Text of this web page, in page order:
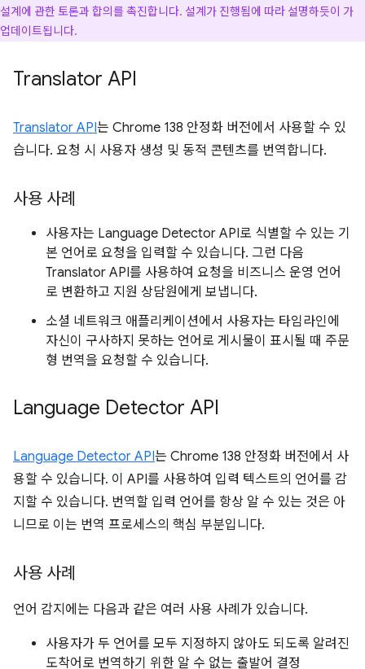
설계에 관한 토론과 합의를 촉진합니다. 설계가 진행됨에 따라 설명하듯이 가
업데이트됩니다.
Translator API
Translator API는 Chrome 138 안정화 버전에서 사용할 수 있
습니다. 요청 시 사용자 생성 및 동적 콘텐츠를 번역합니다.
사용 사례
사용자는 Language Detector API로 식별할 수 있는 기
본 언어로 요청을 입력할 수 있습니다. 그런 다음
Translator API를 사용하여 요청을 비즈니스 운영 언어
로 변환하고 지원 상담원에게 보냅니다.
소셜 네트워크 애플리케이션에서 사용자는 타임라인에
자신이 구사하지 못하는 언어로 게시물이 표시될 때 주문
형 번역을 요청할 수 있습니다.
Language Detector API
Language Detector API는 Chrome 138 안정화 버전에서 사
용할 수 있습니다. 이 API를 사용하여 입력 텍스트의 언어를 감
지할 수 있습니다. 번역할 입력 언어를 항상 알 수 있는 것은 아
니므로 이는 번역 프로세스의 핵심 부분입니다.
사용 사례
언어 감지에는 다음과 같은 여러 사용 사례가 있습니다.
사용자가 두 언어를 모두 지정하지 않아도 되도록 알려진
도착어로 번역하기 위한 알 수 없는 출발어 결정